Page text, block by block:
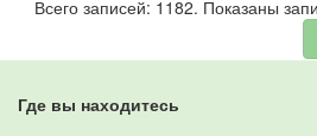
Всего записей: 1182. Показаны
Где вы находитесь